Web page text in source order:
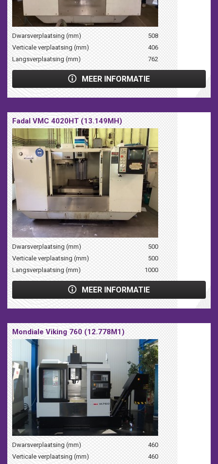
Dwarsverplaatsing (mm)
508
Verticale verplaatsing (mm)
406
Langsverplaatsing (mm)
762
MEER INFORMATIE
Fadal VMC 4020HT (13.149MH)
Dwarsverplaatsing (mm)
500
Verticale verplaatsing (mm)
500
Langsverplaatsing (mm)
1000
MEER INFORMATIE
Mondiale Viking 760 (12.778M1)
Dwarsverplaatsing (mm)
460
Verticale verplaatsing (mm)
460